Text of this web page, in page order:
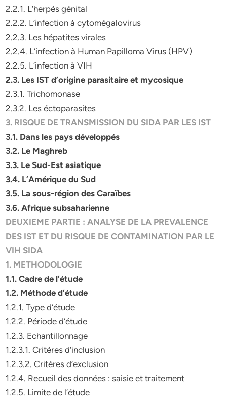
2.2.1. L’herpès génital
2.2.2. L’infection à cytomégalovirus
2.2.3. Les hépatites virales
2.2.4. L’infection à Human Papilloma Virus (HPV)
2.2.5. L’infection à VIH
2.3. Les IST d’origine parasitaire et mycosique
2.3.1. Trichomonase
2.3.2. Les éctoparasites
3. RISQUE DE TRANSMISSION DU SIDA PAR LES IST
3.1. Dans les pays développés
3.2. Le Maghreb
3.3. Le Sud-Est asiatique
3.4. L’Amérique du Sud
3.5. La sous-région des Caraïbes
3.6. Afrique subsaharienne
DEUXIEME PARTIE : ANALYSE DE LA PREVALENCE
DES IST ET DU RISQUE DE CONTAMINATION PAR LE
VIH SIDA
1. METHODOLOGIE
1.1. Cadre de l’étude
1.2. Méthode d’étude
1.2.1. Type d’étude
1.2.2. Période d’étude
1.2.3. Echantillonnage
1.2.3.1. Critères d’inclusion
1.2.3.2. Critères d’exclusion
1.2.4. Recueil des données : saisie et traitement
1.2.5. Limite de l’étude